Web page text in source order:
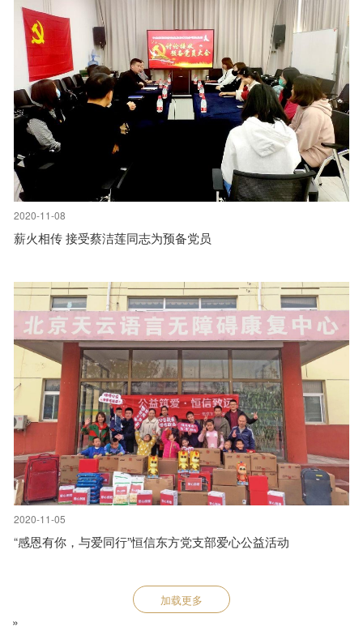
2020-11-08
薪火相传 接受蔡洁莲同志为预备党员
2020-11-05
“感恩有你，与爱同行”恒信东方党支部爱心公益活动
加载更多
»